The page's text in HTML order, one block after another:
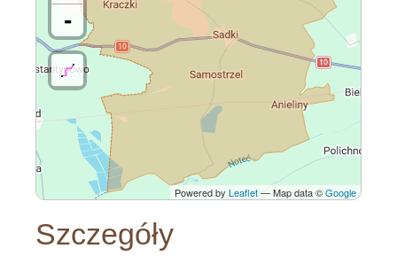
-
Powered by Leaflet— Map data ©Google
Szczegóły